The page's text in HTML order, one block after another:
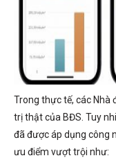
Trong thực tế, các Nhà
trị thật của BĐS. Tuy
đã được áp dụng công
ưu điểm vượt trội như: